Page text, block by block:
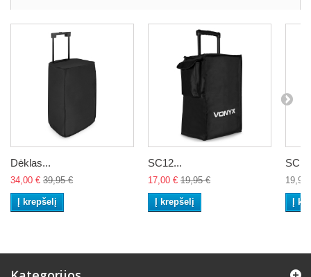
Dėklas...
34,00 € 39,95 €
Į krepšelį
SC12...
17,00 € 19,95 €
Į krepšelį
19,95
Į